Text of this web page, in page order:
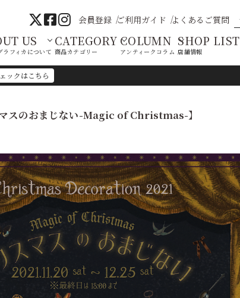
ックはこちら
会員登録 ご利用ガイド よくあるご質問
US
ラフィカについて
CATEGORY
商品カテゴリー
COLUMN
アンティークコラム
SHOP LIST
店舗情報
スのおまじない-Magic of Christmas-】